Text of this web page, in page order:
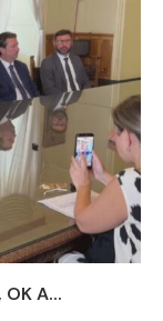
A...